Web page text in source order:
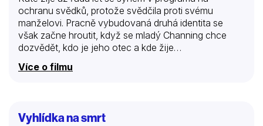
ochranu svědků, protože svědčila proti svému
manželovi. Pracně vybudovaná druhá identita se
však začne hroutit, když se mladý Channing chce
dozvědět, kdo je jeho otec a kde žije…
Více o filmu
Vyhlídka na smrt